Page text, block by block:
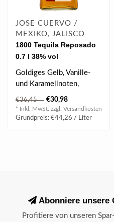
JOSE CUERVO /
MEXIKO, JALISCO
1800 Tequila Reposado
0.7 l 38% vol
Goldiges Gelb, Vanille-
und Karamellnoten,
Orangenschalen, Zimt und
eine filigra..
€36,45 €30,98
* Inkl. MwSt. zzgl. Versandkosten
Grundpreis: €44,26 / Liter
Abonniere unsere
Profitiere von unseren